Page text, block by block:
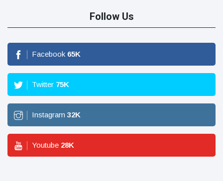
Follow Us
Facebook 65K
Twitter 75K
Instagram 32K
Youtube 28K